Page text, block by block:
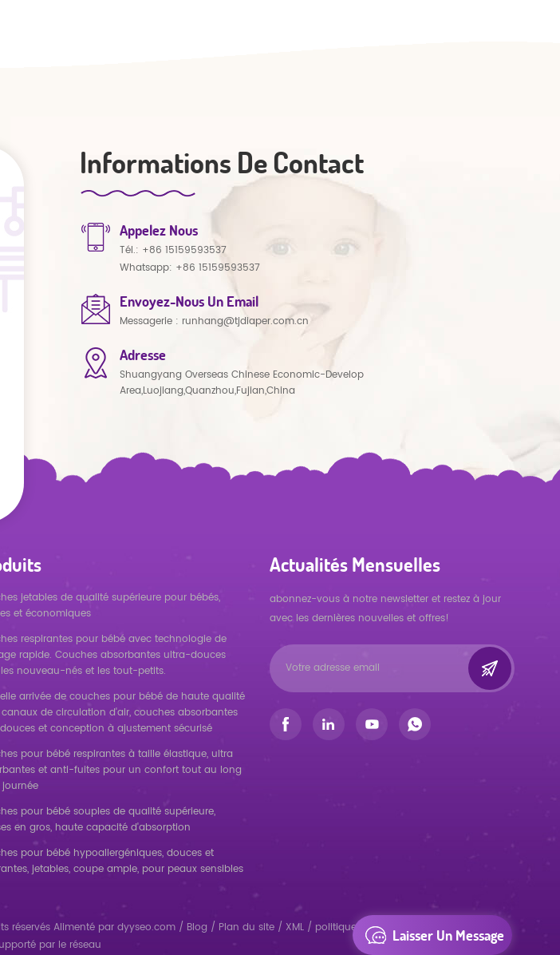
Informations De Contact
Appelez Nous
Tél.: +86 15159593537
Whatsapp: +86 15159593537
Envoyez-Nous Un Email
Messagerie : runhang@tjdiaper.com.cn
Adresse
Shuangyang Overseas Chinese Economic-Develop
Area,Luojiang,Quanzhou,Fujian,China
jetables de qualité supérieure pour bébés,
et économiques
respirantes pour bébé avec technologie de
rapide. Couches absorbantes ultra-douces
nouveau-nés et les tout-petits.
arrivée de couches pour bébé de haute qualité
de circulation d'air, couches absorbantes
et conception à ajustement sécurisé
pour bébé respirantes à taille élastique, ultra
et anti-fuites pour un confort tout au long
pour bébé souples de qualité supérieure,
en gros, haute capacité d'absorption
pour bébé hypoallergéniques, douces et
jetables, coupe ample, pour peaux sensibles
Actualités Mensuelles
abonnez-vous à notre newsletter et restez à jour
avec les dernières nouvelles et offres!
réservés Alimenté par dyyseo.com / Blog / Plan du site / XML / politique de confidentialité/
par le réseau
Laisser Un Message